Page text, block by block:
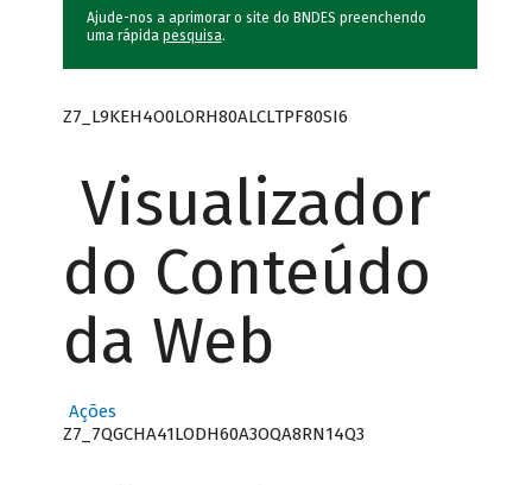
Ajude-nos a aprimorar o site do BNDES preenchendo
uma rápida pesquisa.
Z7_L9KEH4O0LORH80ALCLTPF80SI6
Visualizador
do Conteúdo
da Web
Ações
Z7_7QGCHA41LODH60A3OQA8RN14Q3